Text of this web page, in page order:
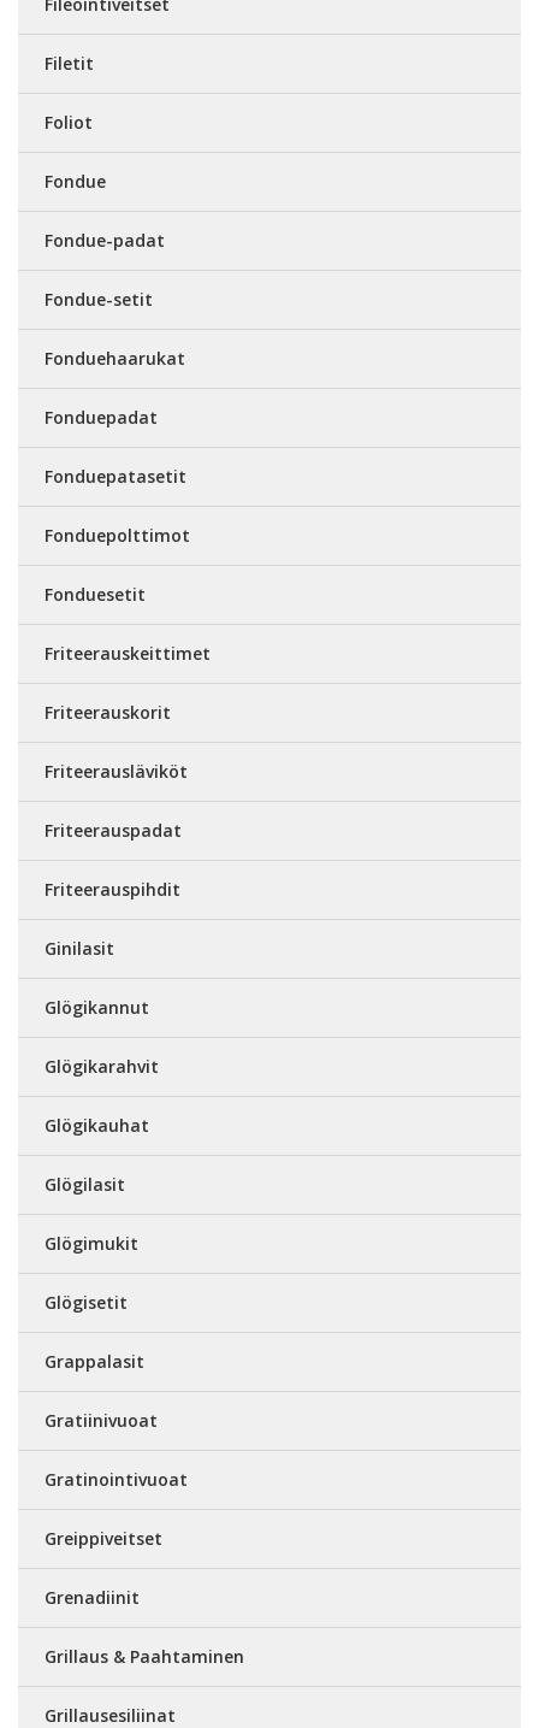
Filetit
Foliot
Fondue
Fondue-padat
Fondue-setit
Fonduehaarukat
Fonduepadat
Fonduepatasetit
Fonduepolttimot
Fonduesetit
Friteerauskeittimet
Friteerauskorit
Friteerausläviköt
Friteerauspadat
Friteerauspihdit
Ginilasit
Glögikannut
Glögikarahvit
Glögikauhat
Glögilasit
Glögimukit
Glögisetit
Grappalasit
Gratiinivuoat
Gratinointivuoat
Greippiveitset
Grenadiinit
Grillaus & Paahtaminen
Grillausesiliinat